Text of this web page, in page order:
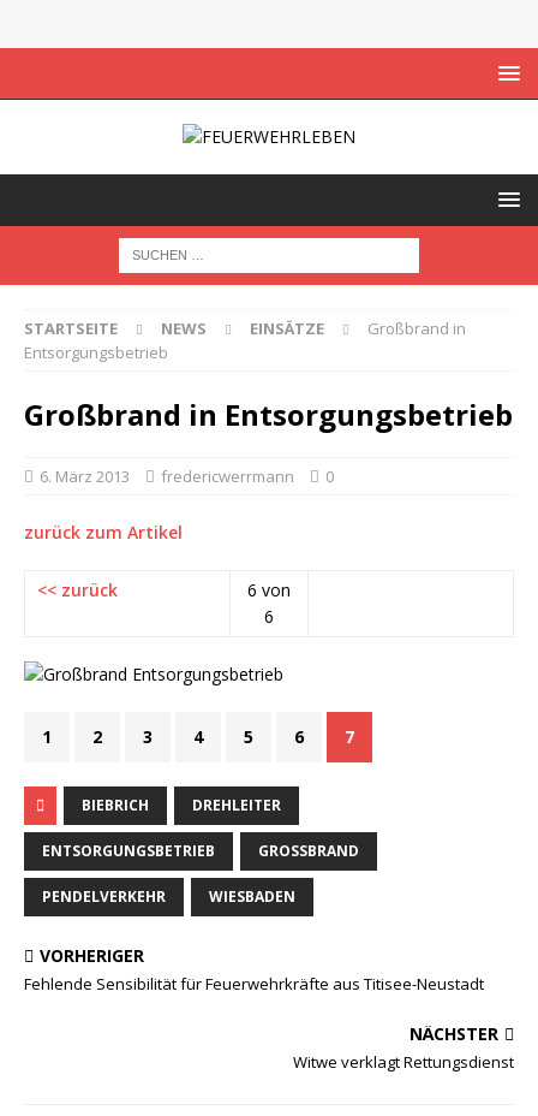
STARTSEITE NEWS EINSÄTZE
Großbrand in
Entsorgungsbetrieb
Großbrand in Entsorgungsbetrieb
6. März 2013 fredericwerrmann 0
zurück zum Artikel
<< zurück
6 von
6
1 2 3 4 5 6 7
BIEBRICH DREHLEITER
ENTSORGUNGSBETRIEB GROSSBRAND
PENDELVERKEHR WIESBADEN
VORHERIGER
Fehlende Sensibilität für Feuerwehrkräfte aus Titisee-Neustadt
NÄCHSTER
Witwe verklagt Rettungsdienst